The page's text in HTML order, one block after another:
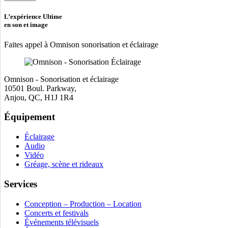
vide.
L’expérience Ultime
en son et image
Faites appel à Omnison sonorisation et éclairage
Omnison - Sonorisation et éclairage
10501 Boul. Parkway,
Anjou, QC, H1J 1R4
Équipement
Éclairage
Audio
Vidéo
Gréage, scène et rideaux
Services
Conception – Production – Location
Concerts et festivals
Événements télévisuels